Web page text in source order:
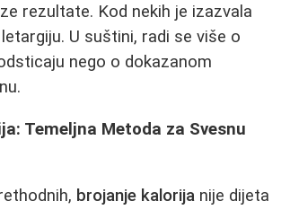
rezultate. Kod nekih je izazvala
U suštini, radi se više o
nego o dokazanom
Temeljna Metoda za Svesnu
brojanje kalorija nije dijeta